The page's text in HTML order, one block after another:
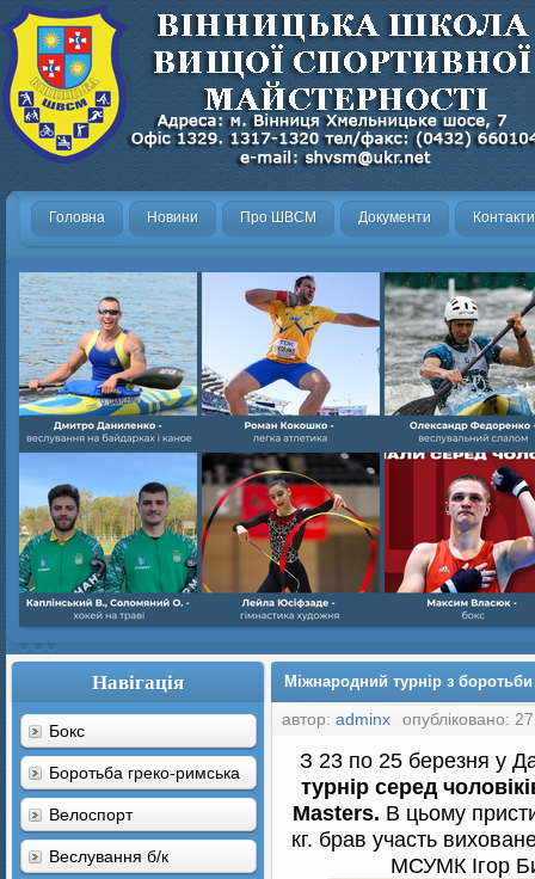
Головна Новини Про ШВСМ Документи Контакти
Навігація
Бокс
Боротьба греко-римська
Велоспорт
Веслування б/к
Міжнародний турнір з
автор: adminx опубліковано:
З 23 по 25 березня у
турнір серед
Masters. В цьому
кг. брав участь
МСУМК Ігор